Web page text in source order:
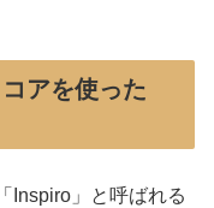
アを使った
Inspiro」と呼ばれる